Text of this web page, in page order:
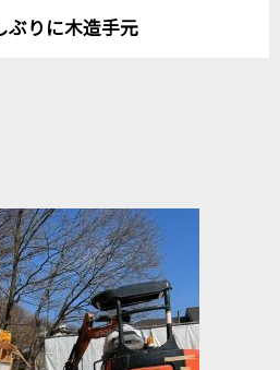
りに木造手元